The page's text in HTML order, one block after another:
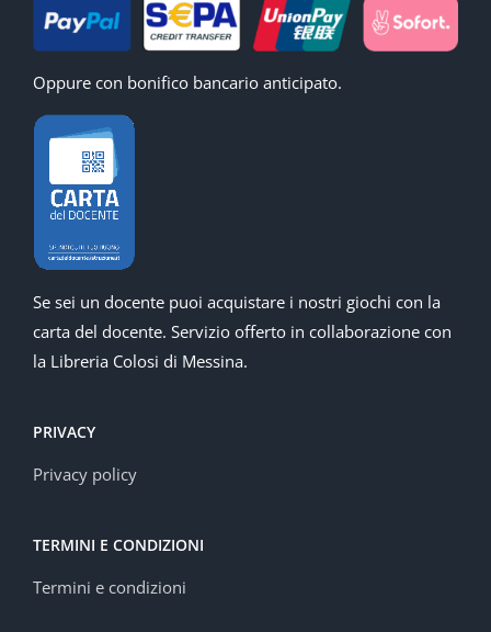
Oppure con bonifico bancario anticipato.
Se sei un docente puoi acquistare i nostri giochi con la
carta del docente. Servizio offerto in collaborazione con
la Libreria Colosi di Messina.
PRIVACY
Privacy policy
TERMINI E CONDIZIONI
Termini e condizioni